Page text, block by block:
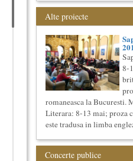
Alte proiecte
8-
romaneasca la Bucuresti.
Literara: 8-13 mai; proza
este tradusa in limba
Concerte publice